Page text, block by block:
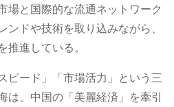
場と国際的な流通ネットワーク
ドや技術を取り込みながら、
進している。
ピード」「市場活力」という三
は、中国の「美麗経済」を牽引